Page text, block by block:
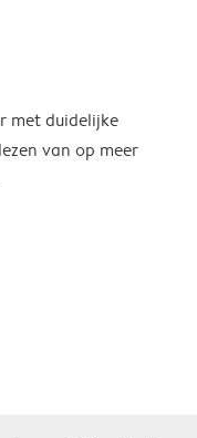
met duidelijke
van op meer